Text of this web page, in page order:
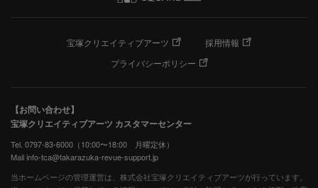
宝塚クリエイティブアーツ
採用情報
プライバシーポリシー
【お問い合わせ】
宝塚クリエイティブアーツ カスタマーセンター
Tel. 0797-83-6000（10:00〜18:00 月曜定休）
Mail info-tca@takarazuka-revue-support.jp
当ホームページの管理運営は、株式会社宝塚クリエイティブアーツが行っています。